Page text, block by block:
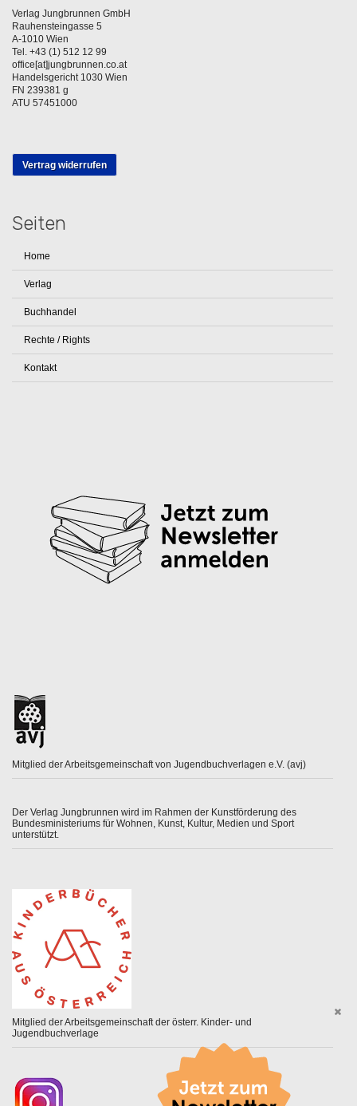
Verlag Jungbrunnen GmbH
Rauhensteingasse 5
A-1010 Wien
Tel. +43 (1) 512 12 99
office[at]jungbrunnen.co.at
Handelsgericht 1030 Wien
FN 239381 g
ATU 57451000
Vertrag widerrufen
Seiten
Home
Verlag
Buchhandel
Rechte / Rights
Kontakt
Mitglied der Arbeitsgemeinschaft von Jugendbuchverlagen e.V. (avj)
Der Verlag Jungbrunnen wird im Rahmen der Kunstförderung des
Bundesministeriums für Wohnen, Kunst, Kultur, Medien und Sport
unterstützt.
Mitglied der Arbeitsgemeinschaft der österr. Kinder- und
Jugendbuchverlage